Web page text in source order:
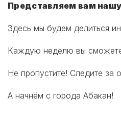
Представляем вам
Здесь мы будем делиться
Каждую неделю вы сможете
Не пропустите! Следите за
А начнём с города Абакан!